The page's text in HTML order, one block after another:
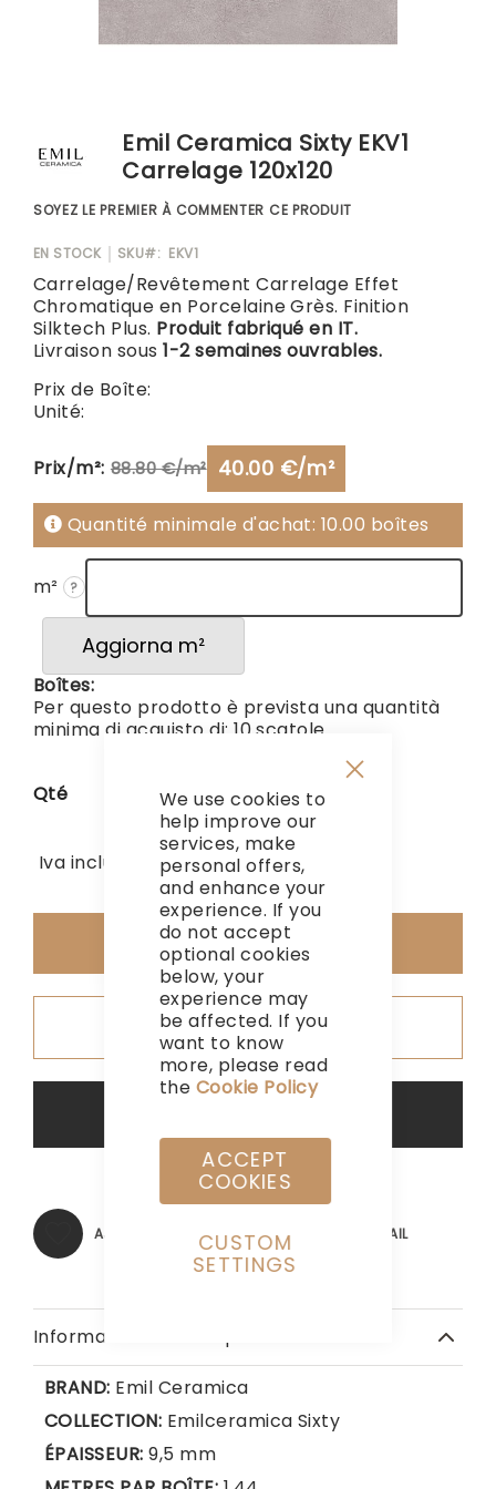
We use cookies to
help improve our
services, make
personal offers,
and enhance your
experience. If you
do not accept
optional cookies
below, your
experience may
be affected. If you
want to know
more, please read
theCookie Policy
ACCEPT
COOKIES
CUSTOM
SETTINGS
Blog
the
beginning
of
the
images
gallery
Emil Ceramica Sixty EKV1
Carrelage 120x120
SOYEZ LE PREMIER À COMMENTER CE PRODUIT
EN STOCK SKU EKV1
Carrelage/Revêtement Carrelage Effet
Chromatique en Porcelaine Grès. Finition
Silktech Plus. Produit fabriqué en IT.
Livraison sous1-2 semaines ouvrables.
Prix de Boîte:
Unité:
Prix/m²: 88.80 €/m² 40.00 €/m²
Quantité minimale d'achat: 10.00 boîtes
m² ?
Aggiorna m²
Boîtes:
Per questo prodotto è prevista una quantità
minima di acquisto di: 10 scatole
Qté
1 560,01 €
Iva inclusa Hors TVA
Ajouter au panier
Ajouter au devis
AJOUTER À MA LISTE D’ENVIE EMAIL
Informations Techniques
BRAND: Emil Ceramica
COLLECTION: Emilceramica Sixty
ÉPAISSEUR: 9,5 mm